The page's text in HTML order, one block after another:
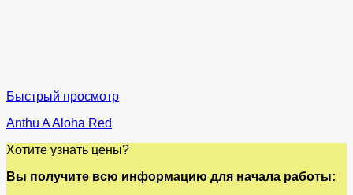
Быстрый просмотр
Anthu A Aloha Red
Хотите узнать цены?
Вы получите всю информацию для начала работы: